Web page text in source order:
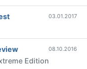
03.01.2017
08.10.2016
Edition